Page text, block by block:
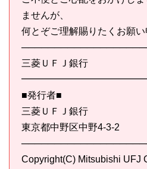
ませんが、
何とぞご理解賜りたくお願い
三菱ＵＦＪ銀行
■発行者■
三菱ＵＦＪ銀行
東京都中野区中野4-3-2
Copyright(C) Mitsubishi UFJ